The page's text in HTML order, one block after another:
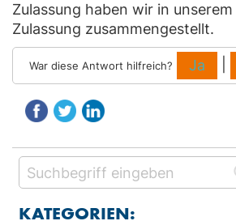
Zulassung haben wir in unserem
Zulassung zusammengestellt.
War diese Antwort hilfreich? Ja
KATEGORIEN: